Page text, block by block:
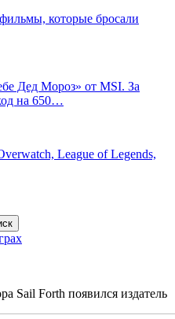
которые бросали
Дед Мороз» от MSI. За
на 650…
League of Legends,
Sail Forth появился издатель